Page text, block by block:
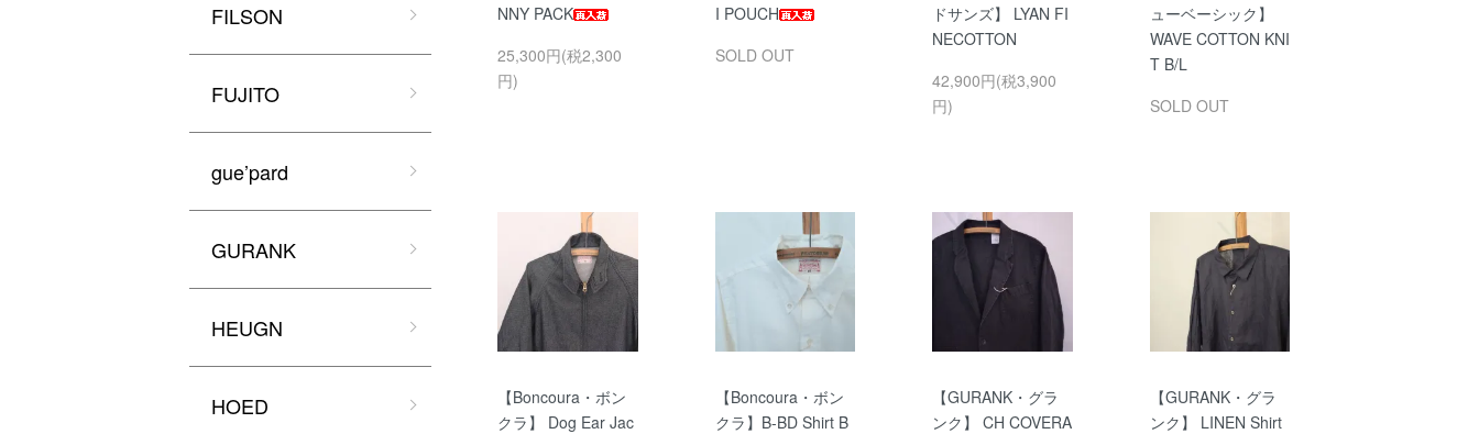
NNY PACK
25,300円(税2,300
円)
I POUCH
SOLD OUT
ドサンズ】 LYAN FI
NECOTTON
42,900円(税3,900
円)
ューベーシック】
WAVE COTTON KNI
T B/L
SOLD OUT
【Boncoura・ボン
クラ】 Dog Ear Jac
【Boncoura・ボン
クラ】B-BD Shirt B
【GURANK・グラ
ンク】 CH COVERA
【GURANK・グラ
ンク】 LINEN Shirt
FILSON
FUJITO
gue’pard
GURANK
HEUGN
HOED